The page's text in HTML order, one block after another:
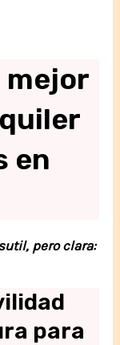
mejor
en
pero clara:
para